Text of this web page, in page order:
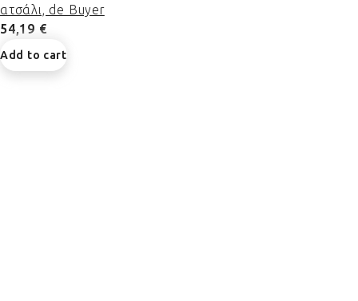
ατσάλι, de Buyer
54,19 €
Add to cart